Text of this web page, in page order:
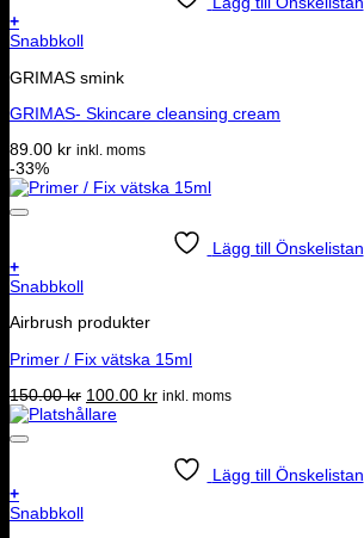
+
Snabbkoll
GRIMAS smink
GRIMAS- Skincare cleansing cream
89.00 kr inkl. moms
-33%
Lägg till Önskelistan
+
Snabbkoll
Airbrush produkter
Primer / Fix vätska 15ml
150.00kr Det
ursprungliga
100.00 krDet
100.00 kr.
inkl. moms
Lägg till Önskelistan
+
Snabbkoll